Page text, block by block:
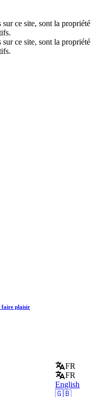
FR
FR
English
🇬🇧
sur ce site, sont la propriété
sur ce site, sont la propriété
faire plaisir